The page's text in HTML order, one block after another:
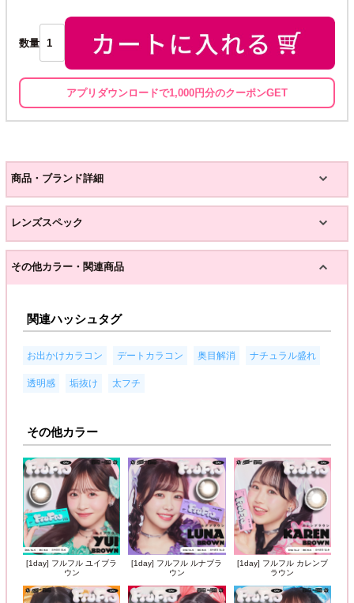
数量
アプリダウンロードで1,000円分のクーポンGET
商品・ブランド詳細
レンズスペック
その他カラー・関連商品
関連ハッシュタグ
お出かけカラコン デートカラコン 奥目解消 ナチュラル盛れ
透明感 垢抜け 太フチ
その他カラー
[1day] フルフル ユイブラ
ウン
[1day] フルフル ルナブラ
ウン
[1day] フルフル カレンブ
ラウン